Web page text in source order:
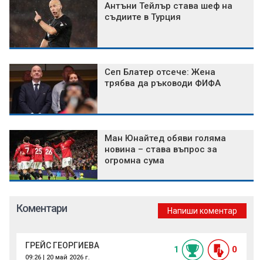
Антъни Тейлър става шеф на
съдиите в Турция
Сеп Блатер отсече: Жена
трябва да ръководи ФИФА
Ман Юнайтед обяви голяма
новина – става въпрос за
огромна сума
Коментари Напиши коментар
ГРЕЙС ГЕОРГИЕВА
09:26 | 20 май 2026 г.
1 0